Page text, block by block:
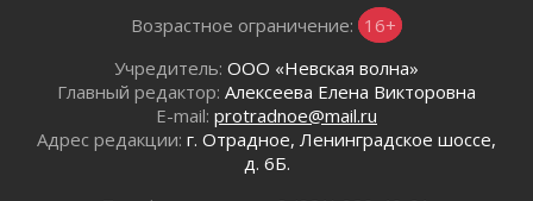
02 августа 2026
Юхла, мука, кантеле и Водяной
01 августа 2026
Лето катится с горки
01 августа 2026
В Ленобласти открылась экспозиция к 150-
Возрастное ограничение: 16+
Учредитель: ООО «Невская волна»
Главный редактор: Алексеева Елена Викторовна
E-mail: protradnoe@mail.ru
Адрес редакции: г. Отрадное, Ленинградское шоссе,
д. 6Б.